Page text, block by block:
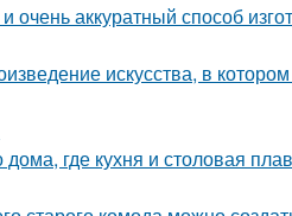
аккуратный способ
искусства, в
где кухня и столовая